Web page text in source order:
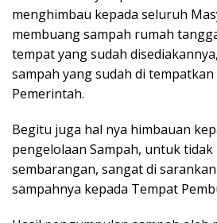
menghimbau kepada seluruh
membuang sampah rumah
tempat yang sudah
sampah yang sudah di
Pemerintah.
Begitu juga hal nya himbauan
pengelolaan Sampah, untuk
sembarangan, sangat di
sampahnya kepada Tempat